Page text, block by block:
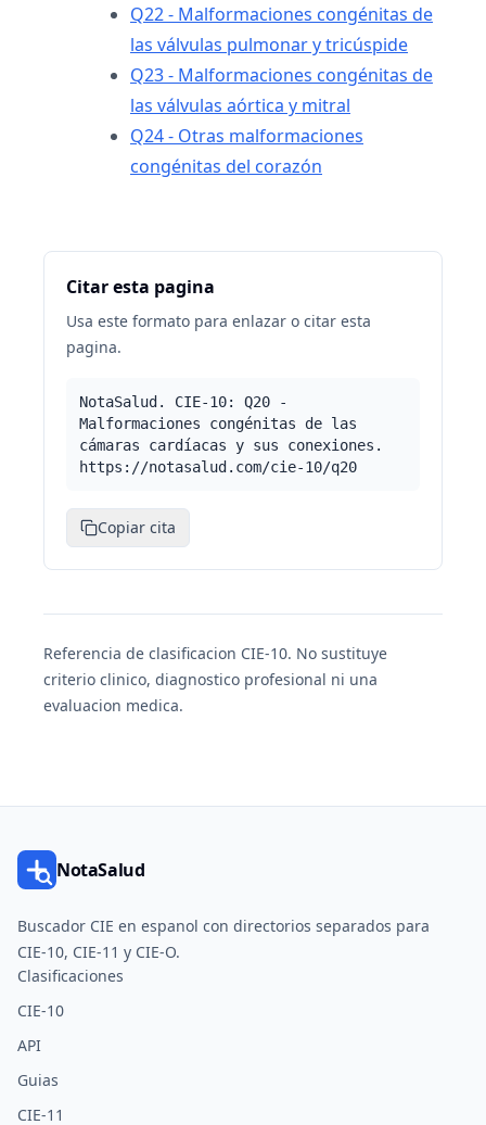
Q22 - Malformaciones congénitas de
las válvulas pulmonar y tricúspide
Q23 - Malformaciones congénitas de
las válvulas aórtica y mitral
Q24 - Otras malformaciones
congénitas del corazón
Citar esta pagina
Usa este formato para enlazar o citar esta
pagina.
NotaSalud. CIE-10: Q20 -
Malformaciones congénitas de las
cámaras cardíacas y sus conexiones.
https://notasalud.com/cie-10/q20
Copiar cita
Referencia de clasificacion CIE-10. No sustituye
criterio clinico, diagnostico profesional ni una
evaluacion medica.
NotaSalud
Buscador CIE en espanol con directorios separados para
CIE-10, CIE-11 y CIE-O.
Clasificaciones
CIE-10
API
Guias
CIE-11